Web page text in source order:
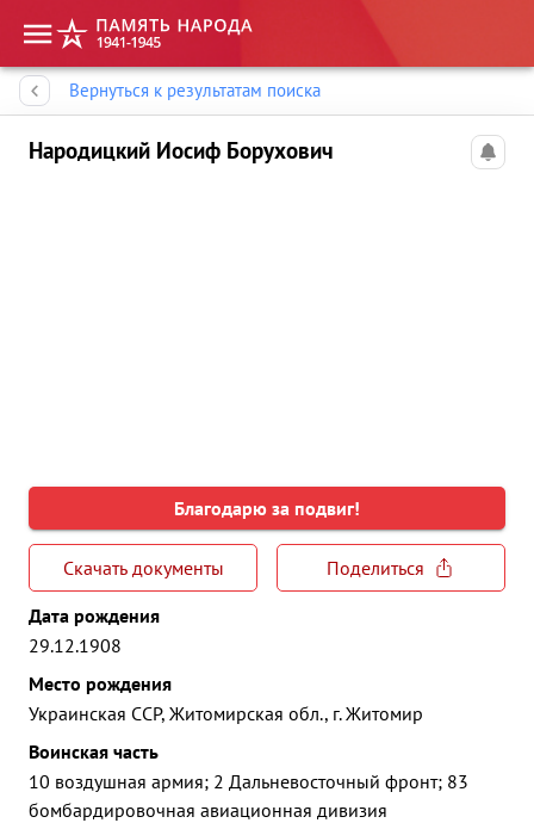
Вернуться к результатам поиска
Народицкий Иосиф Борухович
Благодарю за подвиг!
Скачать документы
Поделиться
Дата рождения
29.12.1908
Место рождения
Украинская ССР, Житомирская обл., г. Житомир
Воинская часть
10 воздушная армия; 2 Дальневосточный фронт; 83
бомбардировочная авиационная дивизия
Память народа